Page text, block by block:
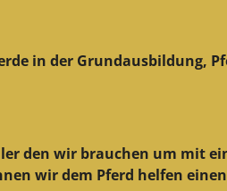
in der Grundausbildung,
den wir brauchen um mit
wir dem Pferd helfen